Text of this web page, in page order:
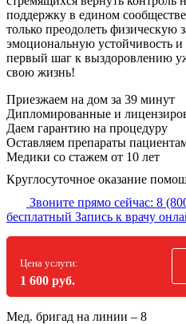
поддержку в едином
только преодолеть физическую
эмоциональную устойчивость
первый шаг к выздоровлению
свою жизнь!
Приезжаем на дом за 39 минут
Дипломированные и
Даем гарантию на процедуру
Оставляем препараты
Медики со стажем от 10 лет
Круглосуточное оказание
Звоните прямо сейчас: 8
бесплатный Запись к врачу
Цена услуги:
1 600 руб.
Мед. бригад на линии – 8